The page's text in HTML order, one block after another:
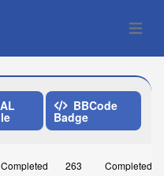
Open
ago
BBCode
Badge
Completed
263
Completed